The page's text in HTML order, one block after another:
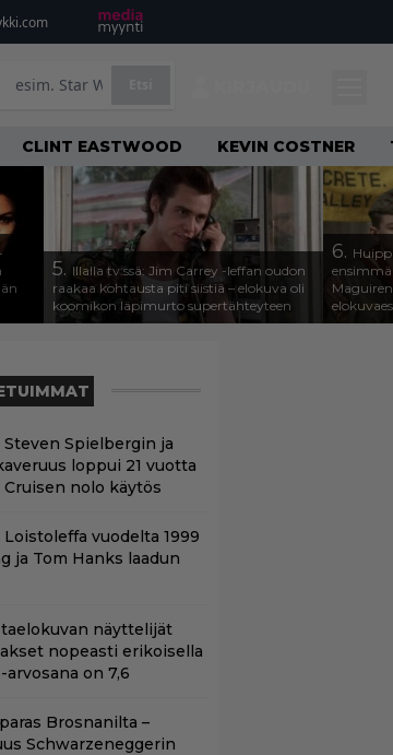
CLINT EASTWOOD KEVIN COSTNER
5. Illalla tv:ssä: Jim Carrey -leffan oudon
raakaa kohtausta piti siistiä – elokuva oli
koomikon läpimurto supertähteyteen
6.
Steven Spielbergin ja
loppui 21 vuotta
nolo käytös
Loistoleffa vuodelta 1999
ja Tom Hanks laadun
näyttelijät
nopeasti erikoisella
on 7,6
Brosnanilta –
Schwarzeneggerin